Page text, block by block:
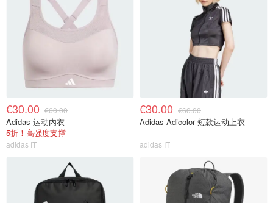
€30.00 €60.00
Adidas 运动内衣
5折！高强度支撑
adidas IT
€30.00 €60.00
Adidas Adicolor 短款运动上衣
adidas IT